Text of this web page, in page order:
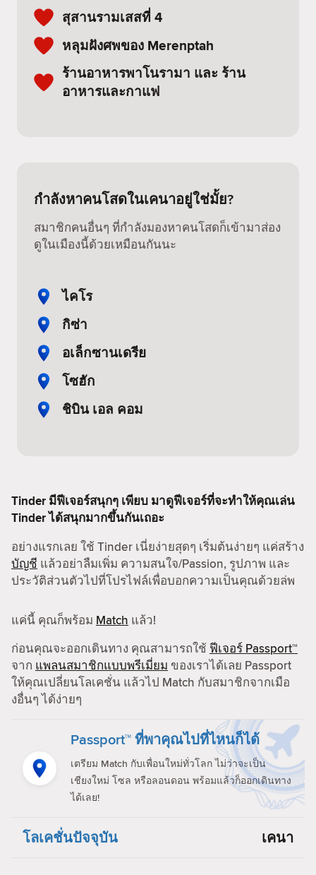
สุสานรามเสสที่ 4
หลุมฝังศพของ Merenptah
ร้านอาหารพาโนรามา และ ร้าน
อาหารและกาแฟ
กำลังหาคนโสดในเคนาอยู่ใช่มั้ย?
สมาชิกคนอื่นๆ ที่กำลังมองหาคนโสดก็เข้ามาส่อง
ดูในเมืองนี้ด้วยเหมือนกันนะ
ไคโร
กิซ่า
อเล็กซานเดรีย
โซฮัก
ชิบิน เอล คอม
Tinder มีฟีเจอร์สนุกๆ เพียบ มาดูฟีเจอร์ที่จะทำให้คุณเล่น
Tinder ได้สนุกมากขึ้นกันเถอะ
อย่างแรกเลย ใช้ Tinder เนี่ยง่ายสุดๆ เริ่มต้นง่ายๆ แค่สร้าง
บัญชี แล้วอย่าลืมเพิ่ม ความสนใจ/Passion, รูปภาพ และ
ประวัติส่วนตัวไปที่โปรไฟล์เพื่อบอกความเป็นคุณด้วยล่พ
แค่นี้ คุณก็พร้อม Match แล้ว!
ก่อนคุณจะออกเดินทาง คุณสามารถใช้ ฟีเจอร์ Passport™
จาก แพลนสมาชิกแบบพรีเมี่ยม ของเราได้เลย Passport
ให้คุณเปลี่ยนโลเคชั่น แล้วไป Match กับสมาชิกจากเมือ
งอื่นๆ ได้ง่ายๆ
Passport™ ที่พาคุณไปที่ไหนก็ได้
เตรียม Match กับเพื่อนใหม่ทั่วโลก ไม่ว่าจะเป็น
เชียงใหม่ โซล หรือลอนดอน พร้อมแล้วก็ออกเดินทาง
ได้เลย!
โลเคชั่นปัจจุบัน เคนา